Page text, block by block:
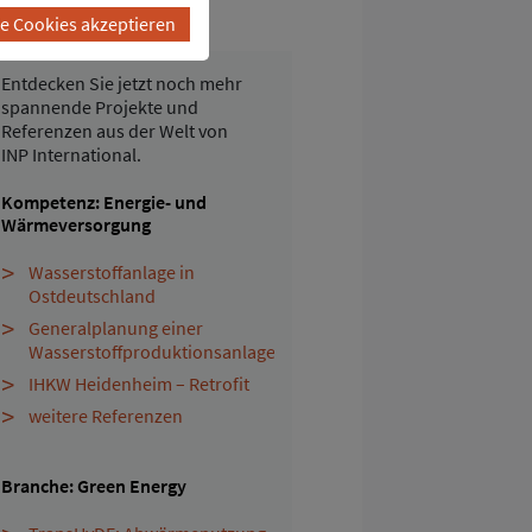
REFERENZEN
Entdecken Sie jetzt noch mehr
spannende Projekte und
Referenzen aus der Welt von
INP International.
Kompetenz: Energie- und
Wärmeversorgung
Wasserstoffanlage in
Ostdeutschland
Generalplanung einer
Wasserstoffproduktionsanlage
IHKW Heidenheim – Retrofit
weitere Referenzen
Branche: Green Energy
Cookies akzeptieren